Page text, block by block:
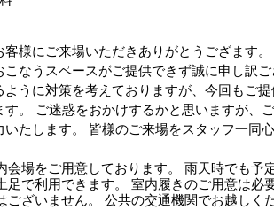
様にご来場いただきありがとうござます
こなうスペースがご提供できず誠に申し訳
ように対策を考えておりますが、今回もご
。 ご迷惑をおかけするかと思いますが、
いたします。 皆様のご来場をスタッフ一同
会場をご用意しております。 雨天時でも予
足で利用できます。 室内履きのご用意は必
ございません。 公共の交通機関でお越しく